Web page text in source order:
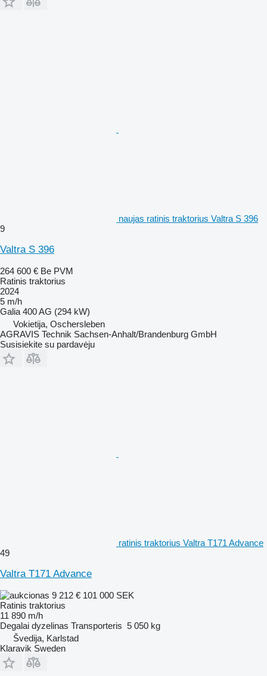
naujas ratinis traktorius Valtra S 396
9
Valtra S 396
264 600 € Be PVM
Ratinis traktorius
2024
5 m/h
Galia 400 AG (294 kW)
Vokietija, Oschersleben
AGRAVIS Technik Sachsen-Anhalt/Brandenburg GmbH
Susisiekite su pardavėju
ratinis traktorius Valtra T171 Advance
49
Valtra T171 Advance
9 212 € 101 000 SEK
Ratinis traktorius
11 890 m/h
Degalai dyzelinas Transporteris 5 050 kg
Švedija, Karlstad
Klaravik Sweden